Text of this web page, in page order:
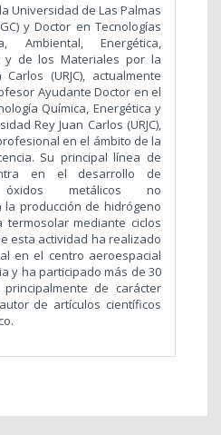
Universidad de Las Palmas
y Doctor en Tecnologías
Ambiental, Energética,
y de los Materiales por la
(URJC), actualmente
Ayudante Doctor en el
Química, Energética y
Rey Juan Carlos (URJC),
en el ámbito de la
Su principal línea de
en el desarrollo de
metálicos no
la producción de hidrógeno
mediante ciclos
esta actividad ha realizado
en el centro aeroespacial
y ha participado más de 30
principalmente de carácter
de artículos científicos